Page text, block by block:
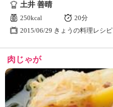
土井 善晴
250kcal
20分
2015/06/29 きょうの料理レシピ
肉じゃが